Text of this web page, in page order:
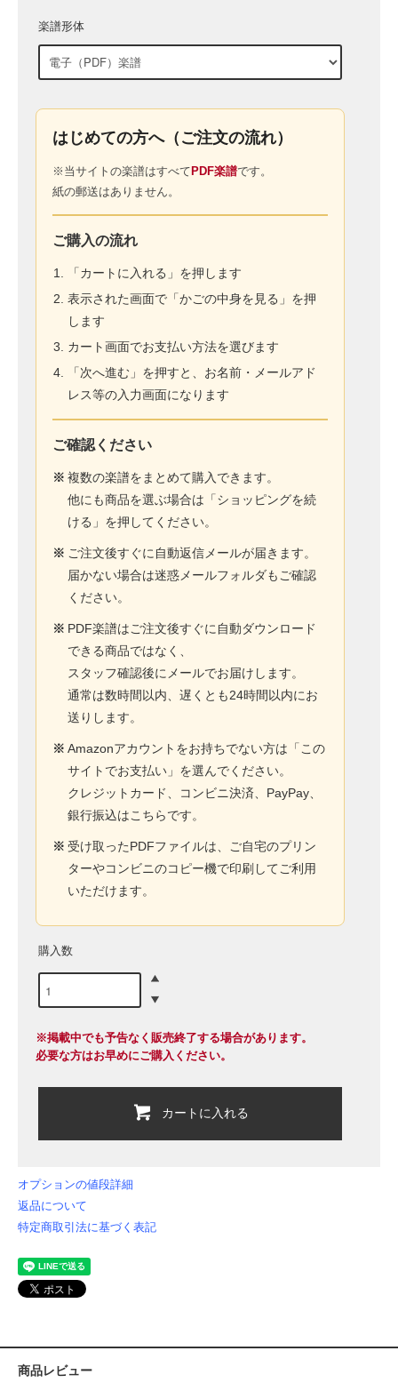
楽譜形体
はじめての方へ（ご注文の流れ）
※当サイトの楽譜はすべて PDF楽譜です。
紙の郵送はありません。
ご購入の流れ
「カートに入れる」を押します
表示された画面で「かごの中身を見る」を押
します
カート画面でお支払い方法を選びます
「次へ進む」を押すと、お名前・メールアド
レス等の入力画面になります
ご確認ください
※ 複数の楽譜をまとめて購入できます。
他にも商品を選ぶ場合は「ショッピングを続
ける」を押してください。
※ ご注文後すぐに自動返信メールが届きます。
届かない場合は迷惑メールフォルダもご確認
ください。
※ PDF楽譜はご注文後すぐに自動ダウンロード
できる商品ではなく、
スタッフ確認後にメールでお届けします。
通常は数時間以内、遅くとも24時間以内にお
送りします。
※ Amazonアカウントをお持ちでない方は「この
サイトでお支払い」を選んでください。
クレジットカード、コンビニ決済、PayPay、
銀行振込はこちらです。
※ 受け取ったPDFファイルは、ご自宅のプリン
ターやコンビニのコピー機で印刷してご利用
いただけます。
購入数
※掲載中でも予告なく販売終了する場合があります。
必要な方はお早めにご購入ください。
カートに入れる
オプションの値段詳細
返品について
特定商取引法に基づく表記
商品レビュー